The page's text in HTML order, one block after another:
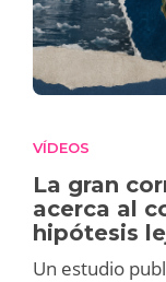
VÍDEOS
La gran
acerca al
hipótesis
Un estudio